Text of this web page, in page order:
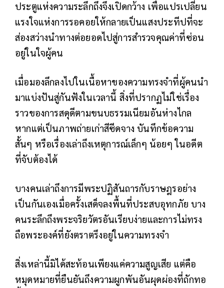
ประตูแห่งความระลึกถึงจึงเปิดกว้าง เพื่อแปรเปลี่ยน
แรงใจแห่งการรอคอยให้กลายเป็นแสงประทีปที่จะ
ส่องสว่างนำทางต่อยอดไปสู่การสำรวจคุณค่าที่ซ่อน
อยู่ในใจผู้คน
เมื่อมองลึกลงไปในเนื้อหาของความทรงจำที่ผู้คนนำ
มาแบ่งปันสู่กันฟังในเวลานี้ สิ่งที่ปรากฏไม่ใช่เรื่อง
ราวของการสดุดีตามขนบธรรมเนียมอันห่างไกล
หากแต่เป็นภาพถ่ายเก่าสีซีดจาง บันทึกข้อความ
สั้นๆ หรือเรื่องเล่าถึงเหตุการณ์เล็กๆ น้อยๆ ในอดีต
ที่จับต้องได้
บางคนเล่าถึงการมีพระปฏิสันถารกับราษฎรอย่าง
เป็นกันเองเมื่อครั้งเสด็จลงพื้นที่ประสบอุทกภัย บาง
คนระลึกถึงพระจริยวัตรอันเรียบง่ายและการไม่ทรง
ถือพระองค์ที่ยังตราตรึงอยู่ในความทรงจำ
สิ่งเหล่านี้มิได้สะท้อนเพียงแค่ความสูญเสีย แต่คือ
หมุดหมายที่ยืนยันถึงความผูกพันอันผุดผ่องที่ถักทอ